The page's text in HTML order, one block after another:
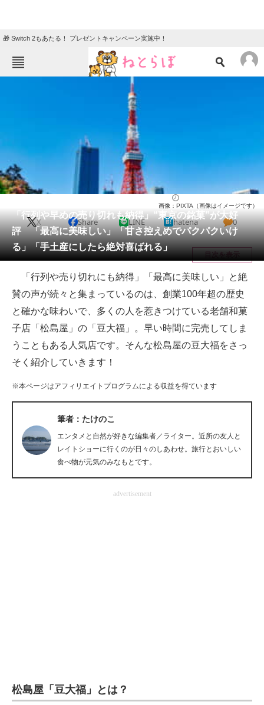
🎁 Switch 2もあたる！ プレゼントキャンペーン実施中！
ニュース
クイズ
地域
住まい 教育・育児
動物 リサーチ
会員記事
メディア
注目記事を集めた総合ページ
ITの今と未来を見通す
スマホと通信の最新トレンド
進化するPCとデバイスの未来
好きが集まる 比べて選べる
ビジネスと働き方のヒント
AI活用のいまが分かる
企業ITのトレンドを詳説
経営リーダーのコミュニティ
マーケ×ITの今がよく分かる
エネルギーの専門メディア
「行列や早めの売り切れも納得」“東京の銘菓”が大好
評 「最高に美味しい」「甘さ控えめでパクパクいけ
る」「手土産にしたら絶対喜ばれる」
画像：PIXTA（画像はイメージです）
X Share LINE hatena 0
目次を表示
「行列や売り切れにも納得」「最高に美味しい」と絶
賛の声が続々と集まっているのは、創業100年超の歴史
と確かな味わいで、多くの人を惹きつけている老舗和菓
子店「松島屋」の「豆大福」。早い時間に完売してしま
うこともある人気店です。そんな松島屋の豆大福をさっ
そく紹介していきます！
※本ページはアフィリエイトプログラムによる収益を得ています
筆者：たけのこ
エンタメと自然が好きな編集者／ライター。近所の友人と
レイトショーに行くのが日々のしあわせ。旅行とおいしい
食べ物が元気のみなもとです。
advertisement
松島屋「豆大福」とは？